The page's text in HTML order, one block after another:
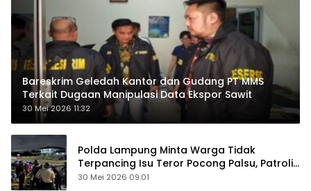
Bareskrim Geledah Kantor dan Gudang PT MMS
Terkait Dugaan Manipulasi Data Ekspor Sawit
30 Mei 2026 11:32
Polda Lampung Minta Warga Tidak
Terpancing Isu Teror Pocong Palsu, Patroli
Keamanan Ditingkatkan
30 Mei 2026 09:01